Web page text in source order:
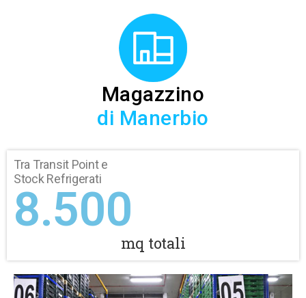
Magazzino
di Manerbio
Tra Transit Point e
Stock Refrigerati
mq totali
8.500